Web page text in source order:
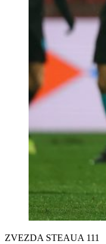
ZVEZDA STEAUA 111